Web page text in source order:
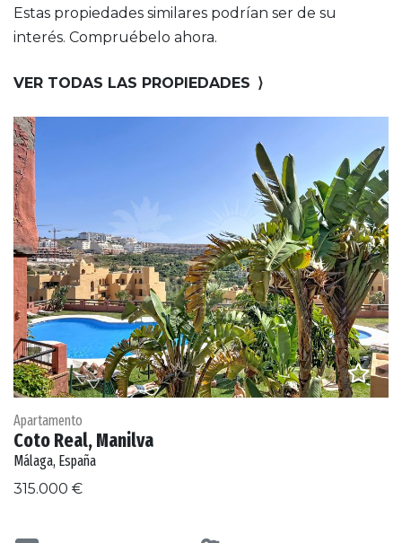
Estas propiedades similares podrían ser de su
interés. Compruébelo ahora.
VER TODAS LAS PROPIEDADES ⟩
Apartamento
Coto Real, Manilva
Málaga, España
315.000 €